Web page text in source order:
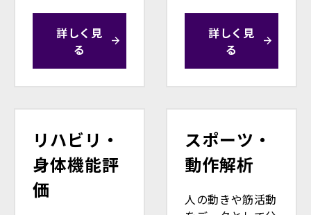
詳しく見
る
詳しく見
る
リハビリ・
身体機能評
価
スポーツ・
動作解析
人の動きや筋活動